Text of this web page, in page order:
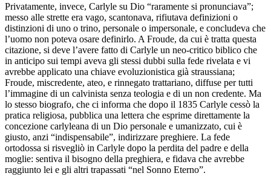
Privatamente, invece, Carlyle su Dio “raramente si pronunciava”;
messo alle strette era vago, scantonava, rifiutava definizioni o
distinzioni di uno o trino, personale o impersonale, e concludeva che
l’uomo non poteva osare definirlo. A Froude, da cui è tratta questa
citazione, si deve l’avere fatto di Carlyle un neo-critico biblico che
in anticipo sui tempi aveva gli stessi dubbi sulla fede rivelata e vi
avrebbe applicato una chiave evoluzionistica già straussiana;
Froude, miscredente, ateo, e rinnegato trattariano, diffuse per tutti
l’immagine di un calvinista senza teologia e di un non credente. Ma
lo stesso biografo, che ci informa che dopo il 1835 Carlyle cessò la
pratica religiosa, pubblica una lettera che esprime direttamente la
concezione carlyleana di un Dio personale e umanizzato, cui è
giusto, anzi “indispensabile”, indirizzare preghiere. La fede
ortodossa si risvegliò in Carlyle dopo la perdita del padre e della
moglie: sentiva il bisogno della preghiera, e fidava che avrebbe
raggiunto lei e gli altri trapassati “nel Sonno Eterno”.